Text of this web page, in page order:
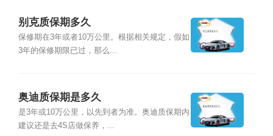
别克质保期多久
保修期在3年或者10万公里。根据相关规定，假如
3年的保修期限已过，那么...
奥迪质保期是多久
是3年或10万公里，以先到者为准。奥迪质保期内
建议还是去4S店做保养，...